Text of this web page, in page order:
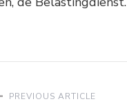
PREVIOUS ARTICLE